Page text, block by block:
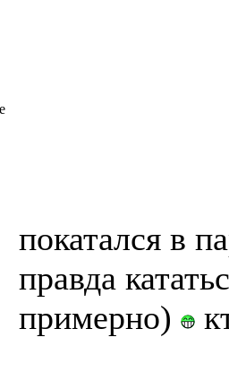
покатался в
правда
примерно)